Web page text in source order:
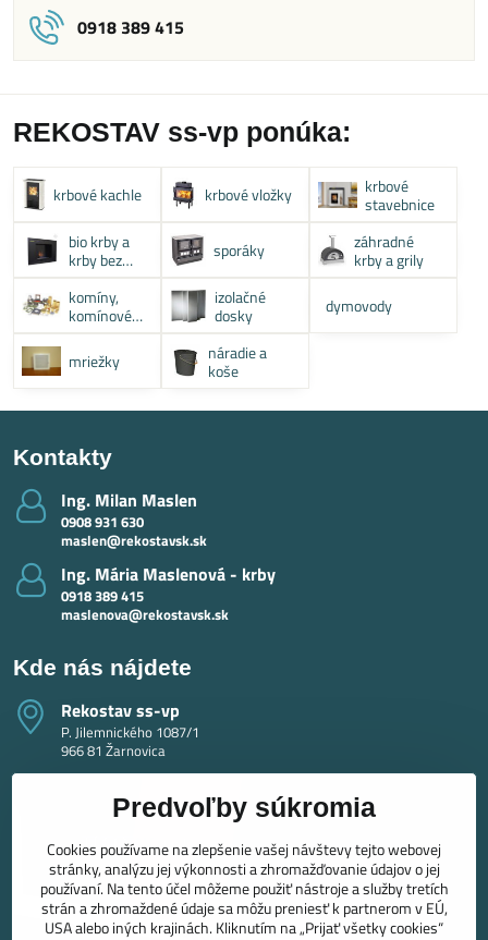
0918 389 415
REKOSTAV ss-vp ponúka:
krbové kachle krbové vložky
krbové
stavebnice
bio krby a
krby bez
komína
sporáky
záhradné
krby a grily
komíny,
komínové
systémy
izolačné
dosky
dymovody
mriežky
náradie a
koše
Kontakty
Ing​. Milan Maslen
0908 931 630
maslen@rekostavsk.sk
Ing​. Mária Maslenová - krby
0918 389 415
maslenova@rekostavsk.sk
Kde nás nájdete
Rekostav ss-vp
P. Jilemnického 1087/1
966 81 Žarnovica
Predvoľby súkromia
Cookies používame na zlepšenie vašej návštevy tejto webovej
stránky, analýzu jej výkonnosti a zhromažďovanie údajov o jej
používaní. Na tento účel môžeme použiť nástroje a služby tretích
strán a zhromaždené údaje sa môžu preniesť k partnerom v EÚ,
USA alebo iných krajinách. Kliknutím na „Prijať všetky cookies“